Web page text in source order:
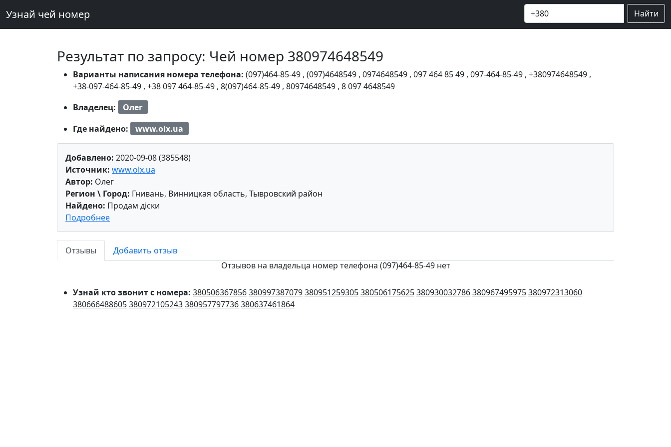
Узнай чей номер Найти
Результат по запросу: Чей номер 380974648549
Варианты написания номера телефона: (097)464-85-49 , (097)4648549 , 0974648549 , 097 464 85 49 , 097-464-85-49 , +380974648549 ,
+38-097-464-85-49 , +38 097 464-85-49 , 8(097)464-85-49 , 80974648549 , 8 097 4648549
Владелец:
Олег
Где найдено:
www.olx.ua
Добавлено: 2020-09-08 (385548)
Источник: www.olx.ua
Автор: Олег
Регион \ Город: Гнивань, Винницкая область, Тывровский район
Найдено: Продам діски
Подробнее
Отзывы
Добавить отзыв
Отзывов на владельца номер телефона (097)464-85-49 нет
Узнай кто звонит с номера: 380506367856380997387079380951259305380506175625380930032786380967495975380972313060
380666488605380972105243380957797736380637461864